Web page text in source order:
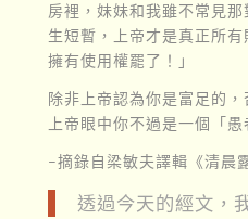
房裡，妹妹和我雖不常見
生短暫，上帝才是真正所
擁有使用權罷了！」
除非上帝認為你是富足的
上帝眼中你不過是一個「愚
–摘錄自梁敏夫譯輯《清晨
透過今天的經文，